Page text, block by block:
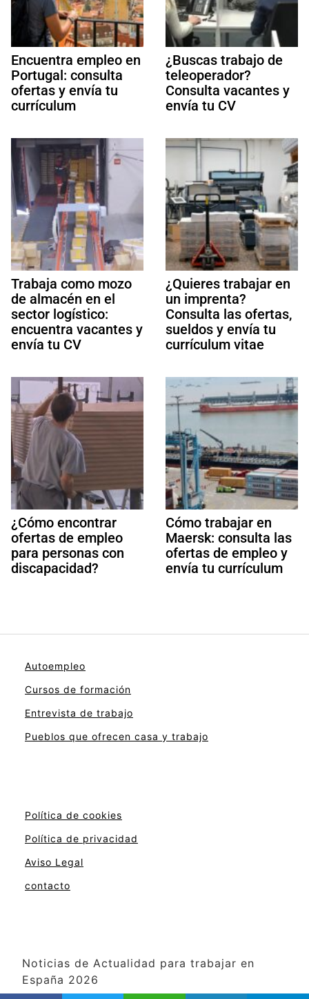
Encuentra empleo en
Portugal: consulta
ofertas y envía tu
currículum
¿Buscas trabajo de
teleoperador?
Consulta vacantes y
envía tu CV
Trabaja como mozo
de almacén en el
sector logístico:
encuentra vacantes y
envía tu CV
¿Quieres trabajar en
un imprenta?
Consulta las ofertas,
sueldos y envía tu
currículum vitae
¿Cómo encontrar
ofertas de empleo
para personas con
discapacidad?
Cómo trabajar en
Maersk: consulta las
ofertas de empleo y
envía tu currículum
Autoempleo
Cursos de formación
Entrevista de trabajo
Pueblos que ofrecen casa y trabajo
Política de cookies
Política de privacidad
Aviso Legal
contacto
Noticias de Actualidad para trabajar en
España 2026